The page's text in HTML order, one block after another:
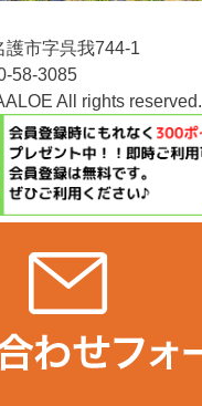
市字呉我744-1
58-3085
All rights reserved.